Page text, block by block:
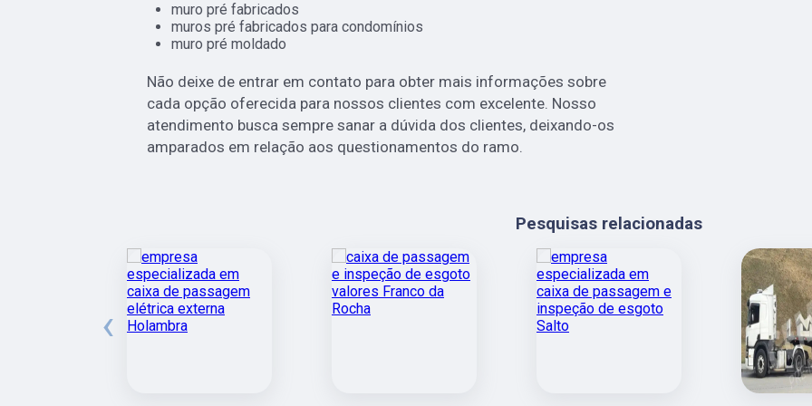
muro pré fabricados
muros pré fabricados para condomínios
muro pré moldado
Não deixe de entrar em contato para obter mais informações sobre
cada opção oferecida para nossos clientes com excelente. Nosso
atendimento busca sempre sanar a dúvida dos clientes, deixando-os
amparados em relação aos questionamentos do ramo.
Pesquisas relacionadas
‹